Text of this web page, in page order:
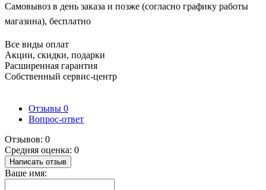
Самовывоз в день заказа и позже (согласно графику работы
магазина), бесплатно
Все виды оплат
Акции, скидки, подарки
Расширенная гарантия
Собственный сервис-центр
Отзывы 0
Вопрос-ответ
Отзывов: 0
Средняя оценка: 0
Написать отзыв
Ваше имя: